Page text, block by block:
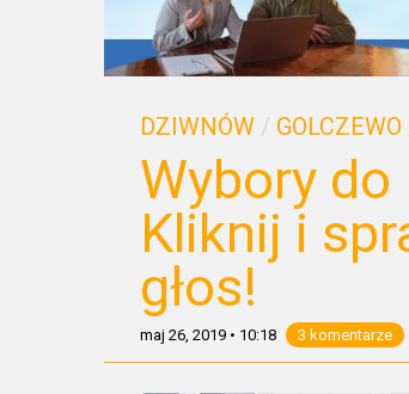
DZIWNÓW / GOLCZEWO
Wybory
Kliknij i
głos!
maj 26, 2019 • 10:18 3 komentarze